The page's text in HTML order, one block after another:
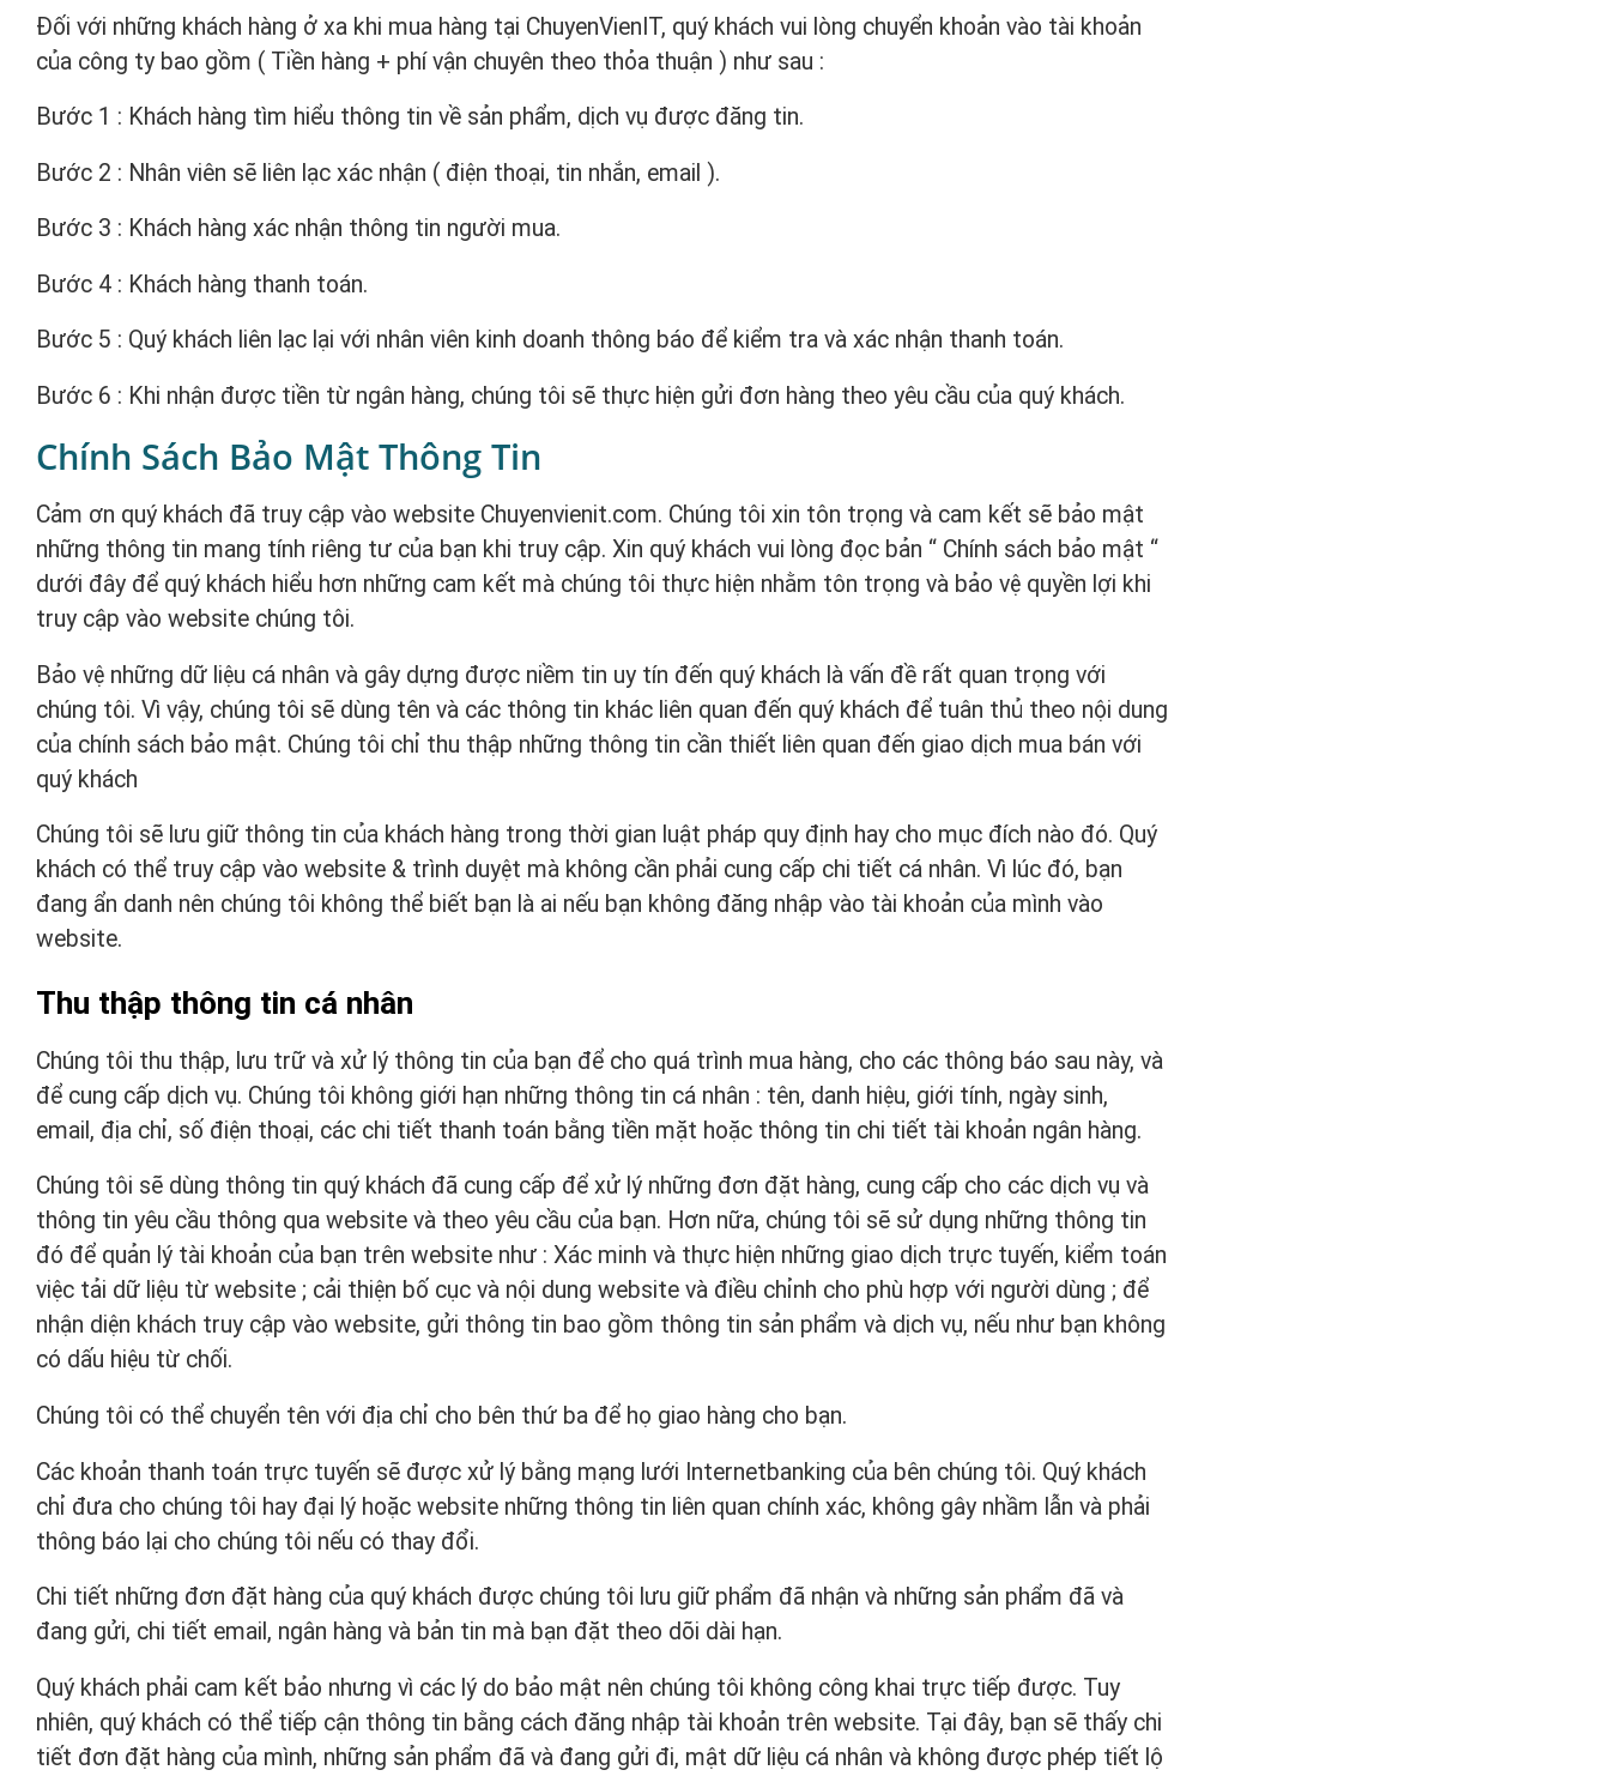
Đối với những khách hàng ở xa khi mua hàng tại ChuyenVienIT, quý khách vui lòng chuyển khoản vào tài khoản
của công ty bao gồm ( Tiền hàng + phí vận chuyên theo thỏa thuận ) như sau :
Bước 1 : Khách hàng tìm hiểu thông tin về sản phẩm, dịch vụ được đăng tin.
Bước 2 : Nhân viên sẽ liên lạc xác nhận ( điện thoại, tin nhắn, email ).
Bước 3 : Khách hàng xác nhận thông tin người mua.
Bước 4 : Khách hàng thanh toán.
Bước 5 : Quý khách liên lạc lại với nhân viên kinh doanh thông báo để kiểm tra và xác nhận thanh toán.
Bước 6 : Khi nhận được tiền từ ngân hàng, chúng tôi sẽ thực hiện gửi đơn hàng theo yêu cầu của quý khách.
Chính Sách Bảo Mật Thông Tin
Cảm ơn quý khách đã truy cập vào website Chuyenvienit.com. Chúng tôi xin tôn trọng và cam kết sẽ bảo mật
những thông tin mang tính riêng tư của bạn khi truy cập. Xin quý khách vui lòng đọc bản “ Chính sách bảo mật “
dưới đây để quý khách hiểu hơn những cam kết mà chúng tôi thực hiện nhằm tôn trọng và bảo vệ quyền lợi khi
truy cập vào website chúng tôi.
Bảo vệ những dữ liệu cá nhân và gây dựng được niềm tin uy tín đến quý khách là vấn đề rất quan trọng với
chúng tôi. Vì vậy, chúng tôi sẽ dùng tên và các thông tin khác liên quan đến quý khách để tuân thủ theo nội dung
của chính sách bảo mật. Chúng tôi chỉ thu thập những thông tin cần thiết liên quan đến giao dịch mua bán với
quý khách
Chúng tôi sẽ lưu giữ thông tin của khách hàng trong thời gian luật pháp quy định hay cho mục đích nào đó. Quý
khách có thể truy cập vào website & trình duyệt mà không cần phải cung cấp chi tiết cá nhân. Vì lúc đó, bạn
đang ẩn danh nên chúng tôi không thể biết bạn là ai nếu bạn không đăng nhập vào tài khoản của mình vào
website.
Thu thập thông tin cá nhân
Chúng tôi thu thập, lưu trữ và xử lý thông tin của bạn để cho quá trình mua hàng, cho các thông báo sau này, và
để cung cấp dịch vụ. Chúng tôi không giới hạn những thông tin cá nhân : tên, danh hiệu, giới tính, ngày sinh,
email, địa chỉ, số điện thoại, các chi tiết thanh toán bằng tiền mặt hoặc thông tin chi tiết tài khoản ngân hàng.
Chúng tôi sẽ dùng thông tin quý khách đã cung cấp để xử lý những đơn đặt hàng, cung cấp cho các dịch vụ và
thông tin yêu cầu thông qua website và theo yêu cầu của bạn. Hơn nữa, chúng tôi sẽ sử dụng những thông tin
đó để quản lý tài khoản của bạn trên website như : Xác minh và thực hiện những giao dịch trực tuyến, kiểm toán
việc tải dữ liệu từ website ; cải thiện bố cục và nội dung website và điều chỉnh cho phù hợp với người dùng ; để
nhận diện khách truy cập vào website, gửi thông tin bao gồm thông tin sản phẩm và dịch vụ, nếu như bạn không
có dấu hiệu từ chối.
Chúng tôi có thể chuyển tên với địa chỉ cho bên thứ ba để họ giao hàng cho bạn.
Các khoản thanh toán trực tuyến sẽ được xử lý bằng mạng lưới Internetbanking của bên chúng tôi. Quý khách
chỉ đưa cho chúng tôi hay đại lý hoặc website những thông tin liên quan chính xác, không gây nhầm lẫn và phải
thông báo lại cho chúng tôi nếu có thay đổi.
Chi tiết những đơn đặt hàng của quý khách được chúng tôi lưu giữ phẩm đã nhận và những sản phẩm đã và
đang gửi, chi tiết email, ngân hàng và bản tin mà bạn đặt theo dõi dài hạn.
Quý khách phải cam kết bảo nhưng vì các lý do bảo mật nên chúng tôi không công khai trực tiếp được. Tuy
nhiên, quý khách có thể tiếp cận thông tin bằng cách đăng nhập tài khoản trên website. Tại đây, bạn sẽ thấy chi
tiết đơn đặt hàng của mình, những sản phẩm đã và đang gửi đi, mật dữ liệu cá nhân và không được phép tiết lộ